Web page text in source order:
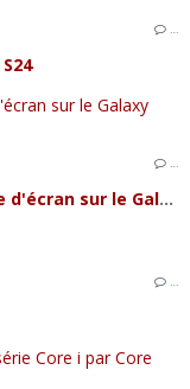
…
Comment régler le problème de tactile d'écran sur le Galaxy A33 ?
…